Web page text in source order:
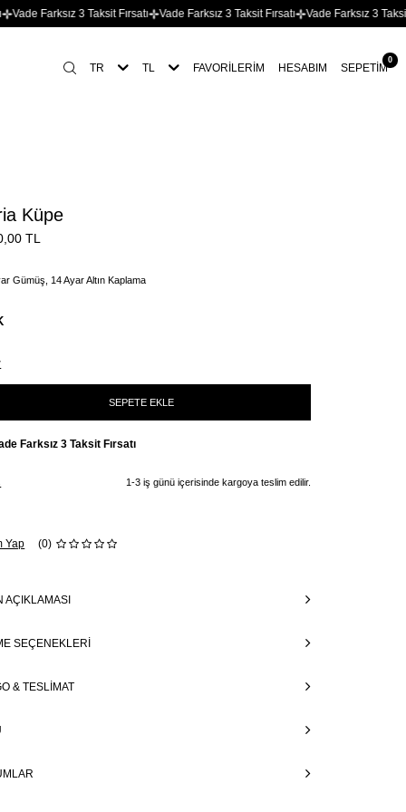
Farksız 3 Taksit Fırsatı Vade Farksız 3 Taksit Fırsatı Vade Farksız 3 Taksit
TR TL FAVORILERIM HESABIM SEPETIM
0
Küpe
TL
Gümüş, 14 Ayar Altın Kaplama
SEPETE EKLE
Farksız 3 Taksit Fırsatı
1-3 iş günü içerisinde kargoya teslim edilir.
Yap (0)
AÇIKLAMASI
SEÇENEKLERI
& TESLIMAT